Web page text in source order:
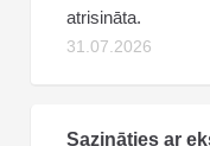
atrisināta.
31.07.2026
Sazināties ar